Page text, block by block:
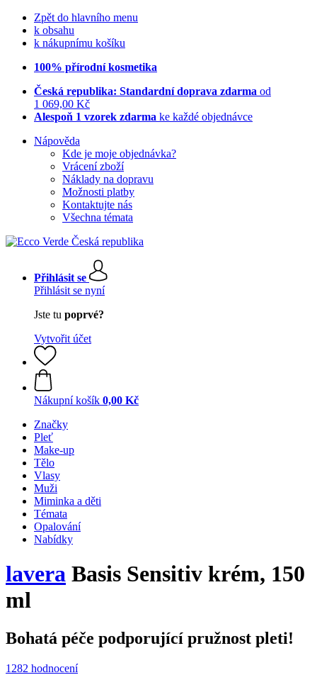
Zpět do hlavního menu
k obsahu
k nákupnímu košíku
100% přírodní kosmetika
Česká republika: Standardní doprava zdarma od
1 069,00 Kč
Alespoň 1 vzorek zdarma ke každé objednávce
Nápověda
Kde je moje objednávka?
Vrácení zboží
Náklady na dopravu
Možnosti platby
Kontaktujte nás
Všechna témata
Přihlásit se
Přihlásit se nyní
Jste tu poprvé?
Vytvořit účet
Nákupní košík 0,00 Kč
Značky
Pleť
Make-up
Tělo
Vlasy
Muži
Miminka a děti
Témata
Opalování
Nabídky
lavera Basis Sensitiv krém, 150
ml
Bohatá péče podporující pružnost pleti!
1282 hodnocení